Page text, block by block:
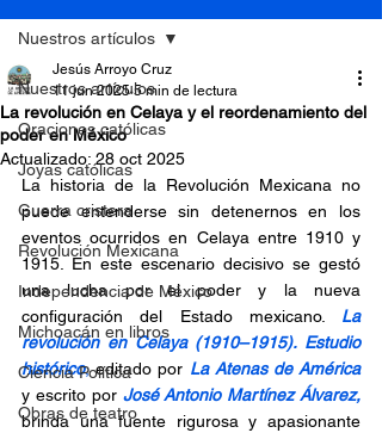
Nuestros artículos
Oraciones católicas
Joyas católicas
Guerra cristera
Revolución Mexicana
Independencia de México
Michoacán en libros
Ciencia Política
Obras de teatro
Nuestros artículos
La revolución en Celaya y el reordenamiento del
poder en México
Jesús Arroyo Cruz
11 jun 2025 5 min de lectura
Actualizado: 28 oct 2025
La historia de la Revolución Mexicana no
puede entenderse sin detenernos en los
eventos ocurridos en Celaya entre 1910 y
1915. En este escenario decisivo se gestó
una lucha por el poder y la nueva
configuración del Estado mexicano. La
revolución en Celaya (1910–1915). Estudio
histórico, editado por
La Atenas de América
y escrito por José Antonio Martínez Álvarez,
brinda una fuente rigurosa y apasionante